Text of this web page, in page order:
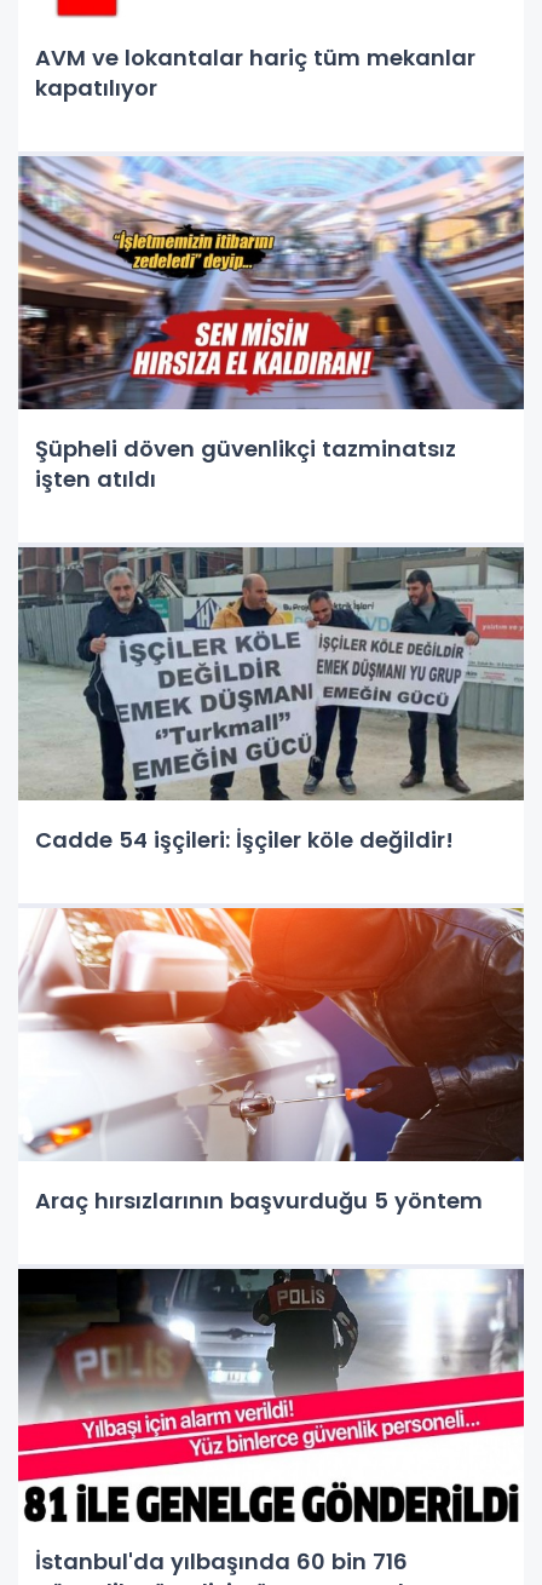
AVM ve lokantalar hariç tüm mekanlar
kapatılıyor
Şüpheli döven güvenlikçi tazminatsız
işten atıldı
Cadde 54 işçileri: İşçiler köle değildir!
Araç hırsızlarının başvurduğu 5 yöntem
İstanbul'da yılbaşında 60 bin 716